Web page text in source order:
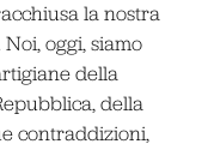
la nostra
oggi, siamo
della
della
contraddizioni,